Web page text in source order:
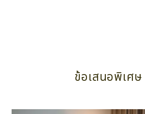
ข้อเสนอพิเศษ